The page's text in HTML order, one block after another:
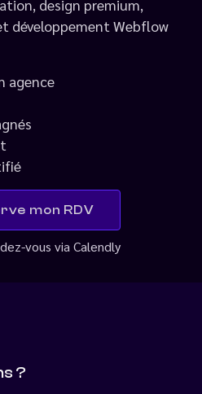
design premium,
développement Webflow
agence
mon RDV
vous via Calendly
?